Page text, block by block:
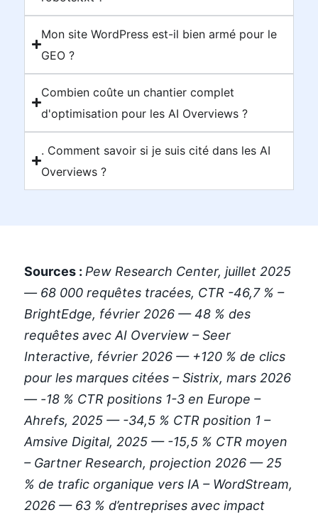
Mon site WordPress est-il bien armé pour le
GEO ?
Combien coûte un chantier complet
d'optimisation pour les AI Overviews ?
. Comment savoir si je suis cité dans les AI
Overviews ?
Sources : Pew Research Center, juillet 2025
— 68 000 requêtes tracées, CTR -46,7 % –
BrightEdge, février 2026 — 48 % des
requêtes avec AI Overview – Seer
Interactive, février 2026 — +120 % de clics
pour les marques citées – Sistrix, mars 2026
— -18 % CTR positions 1-3 en Europe –
Ahrefs, 2025 — -34,5 % CTR position 1 –
Amsive Digital, 2025 — -15,5 % CTR moyen
– Gartner Research, projection 2026 — 25
% de trafic organique vers IA – WordStream,
2026 — 63 % d’entreprises avec impact